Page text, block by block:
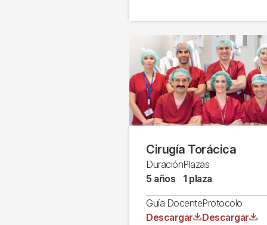
Cirugía Torácica
Duración
5 años
Plazas
1 plaza
Guía Docente
Archivo
Descargar
Protocolo
Archivo
Descargar